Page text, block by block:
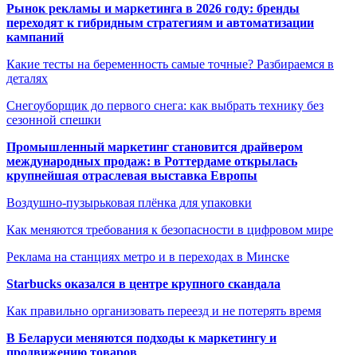
Рынок рекламы и маркетинга в 2026 году: бренды
переходят к гибридным стратегиям и автоматизации
кампаний
Какие тесты на беременность самые точные? Разбираемся в
деталях
Снегоуборщик до первого снега: как выбрать технику без
сезонной спешки
Промышленный маркетинг становится драйвером
международных продаж: в Роттердаме открылась
крупнейшая отраслевая выставка Европы
Воздушно-пузырьковая плёнка для упаковки
Как меняются требования к безопасности в цифровом мире
Реклама на станциях метро и в переходах в Минске
Starbucks оказался в центре крупного скандала
Как правильно организовать переезд и не потерять время
В Беларуси меняются подходы к маркетингу и
продвижению товаров